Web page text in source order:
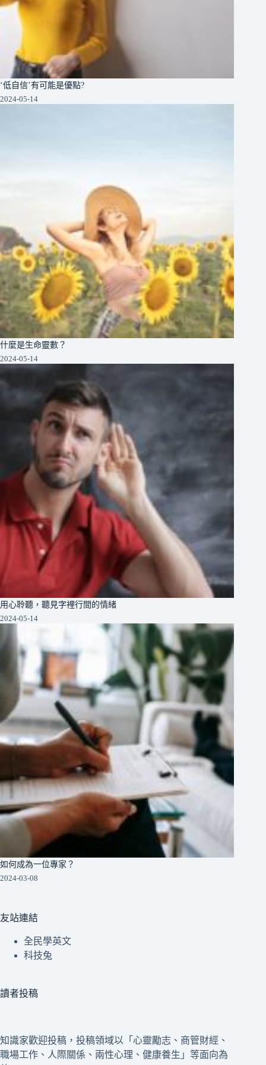
‘低自信’有可能是優點?
2024-05-14
什麼是生命靈數？
2024-05-14
用心聆聽，聽見字裡行間的情緒
2024-05-14
如何成為一位專家？
2024-03-08
友站連結
全民學英文
科技兔
讀者投稿
知識家歡迎投稿，投稿領域以「心靈勵志、商管財經、
職場工作、人際關係、兩性心理、健康養生」等面向為